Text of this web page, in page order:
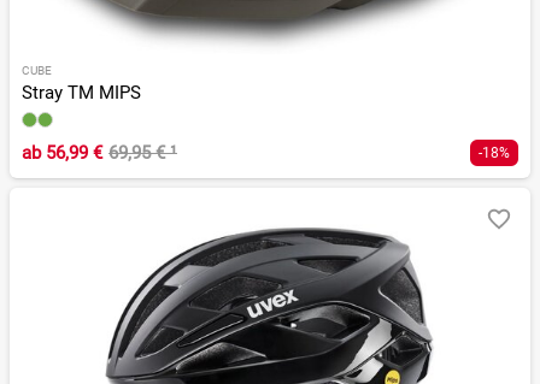
CUBE
Stray TM MIPS
ab56,99 € 69,95 €¹ -18%